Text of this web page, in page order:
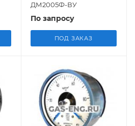
ДМ2005Ф-ВУ
По запросу
ПОД ЗАКАЗ